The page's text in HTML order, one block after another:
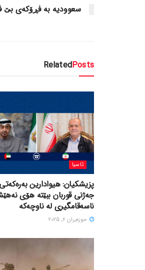
سعوودیە بە فڕۆکەی بێ
RelatedPosts
ئاسیا
پزیشکیان: هیوادارین بەرەکەتی
جەژنی قوربان ببێتە هۆی
ناسەقامگیری لە ناوچەکە
حوزه‌یران 6, 2025